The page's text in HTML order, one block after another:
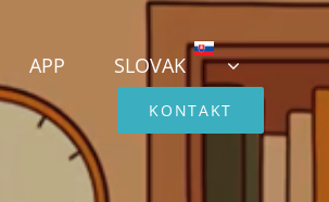
APP SLOVAK
KONTAKT